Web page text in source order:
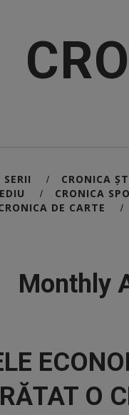
/ CRONICA
/ CRONICA
DE CARTE /
Monthly
O